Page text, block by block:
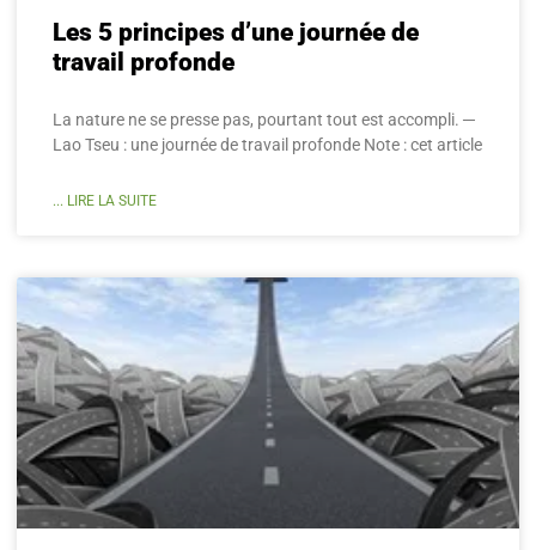
Les 5 principes d’une journée de
travail profonde
La nature ne se presse pas, pourtant tout est accompli. ─
Lao Tseu : une journée de travail profonde Note : cet article
... LIRE LA SUITE